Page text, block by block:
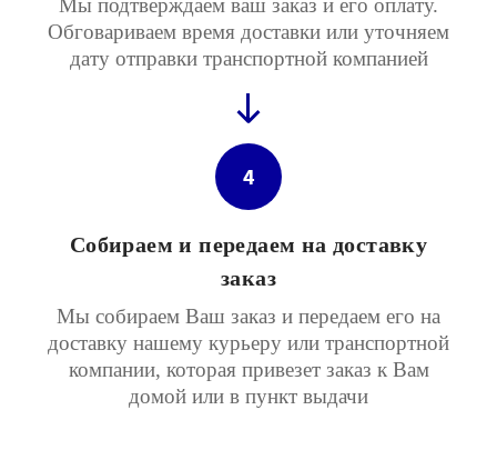
Мы подтверждаем ваш заказ и его оплату.
Обговариваем время доставки или уточняем
дату отправки транспортной компанией
4
Собираем и передаем на доставку
заказ
Мы собираем Ваш заказ и передаем его на
доставку нашему курьеру или транспортной
компании, которая привезет заказ к Вам
домой или в пункт выдачи